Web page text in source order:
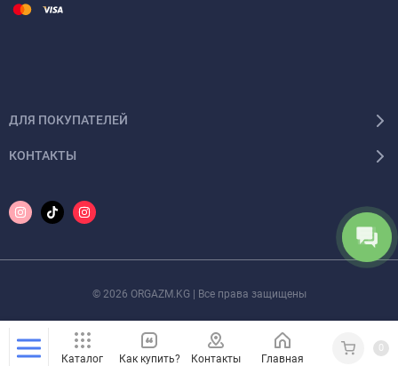
ДЛЯ ПОКУПАТЕЛЕЙ
КОНТАКТЫ
© 2026 ORGAZM.KG | Все права защищены
Каталог Как купить? Контакты Главная Кабинет
0